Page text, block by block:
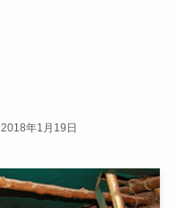
2018年1月19日